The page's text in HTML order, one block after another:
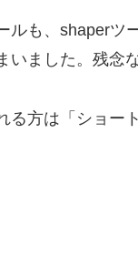
ルも、shaperツ
ました。残念
る方は「ショー